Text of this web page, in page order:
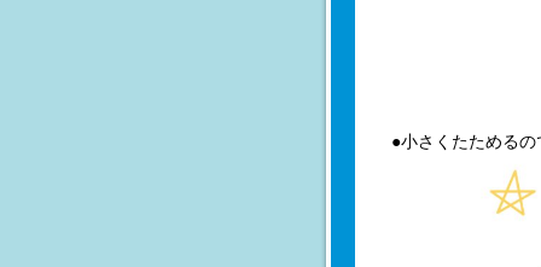
●小さくたためる